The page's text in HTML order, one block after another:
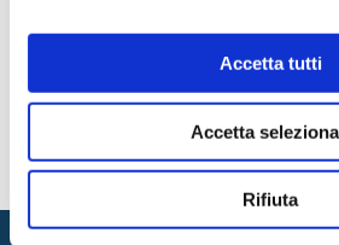
Accetta tutti
Accetta
Rifiuta